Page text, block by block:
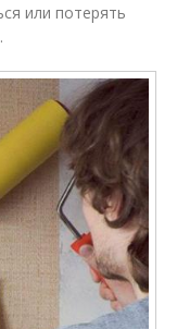
или потерять